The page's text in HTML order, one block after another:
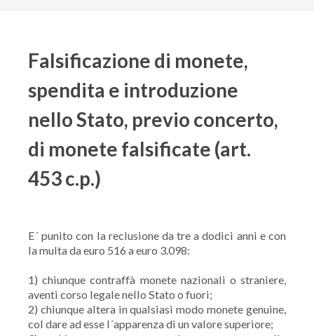
Falsificazione di monete,
spendita e introduzione
nello Stato, previo concerto,
di monete falsificate (art.
453 c.p.)
E´ punito con la reclusione da tre a dodici anni e con
la multa da euro 516 a euro 3.098:
1) chiunque contraffà monete nazionali o straniere,
aventi corso legale nello Stato o fuori;
2) chiunque altera in qualsiasi modo monete genuine,
col dare ad esse l´apparenza di un valore superiore;